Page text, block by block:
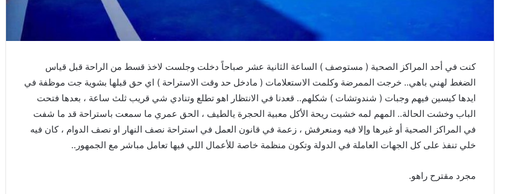
‬خلي‭ ‬تنفذ‭ ‬على‭ ‬كل‭ ‬الجهات‭ ‬العاملة‭ ‬في‭ ‬الدولة‭ ‬وتكون‭ ‬منظمة‭ ‬خاصة‭ ‬للأعمال‭ ‬اللي‭ ‬فيها‭ ‬تعامل‭ ‬مباشر‭ ‬مع‭ ‬الجمهور‭ ..‬
مجرد‭ ‬مقترح‭ ‬راهو‭ .‬